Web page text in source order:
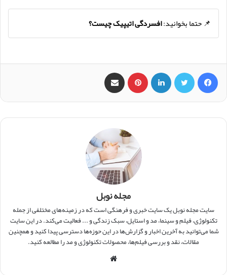
📌 حتما بخوانید:افسردگی اتیپیک چیست؟
‫پین‌ترست
مجله نوبل
سایت مجله نوبل یک سایت خبری و فرهنگی است که در زمینه‌های مختلفی از جمله
تکنولوژی، فیلم و سینما، مد و استایل، سبک زندگی و ... فعالیت می‌کند. در این سایت
شما می‌توانید به آخرین اخبار و گزارش‌ها در این حوزه‌ها دسترسی پیدا کنید و همچنین
مقالات، نقد و بررسی فیلم‌ها، محصولات تکنولوژی و مد را مطالعه کنید.